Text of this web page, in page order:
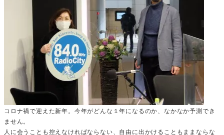
コロナ禍で迎えた新年。今年がどんな１年になるのか、なかなか予測でき
ません。
人に会うことも控えなければならない、自由に出かけることもままならな